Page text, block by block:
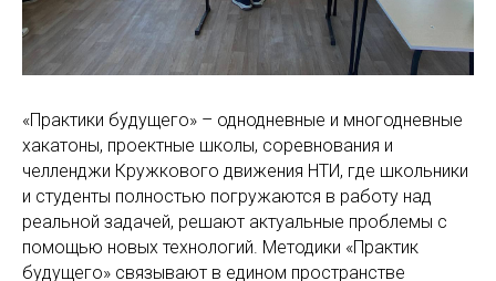
«Практики будущего» – однодневные и многодневные
хакатоны, проектные школы, соревнования и
челленджи Кружкового движения НТИ, где школьники
и студенты полностью погружаются в работу над
реальной задачей, решают актуальные проблемы с
помощью новых технологий. Методики «Практик
будущего» связывают в едином пространстве